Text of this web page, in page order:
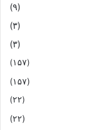
(۹)
(۳)
(۳)
(۱۵۷)
(۱۵۷)
(۲۲)
(۲۲)